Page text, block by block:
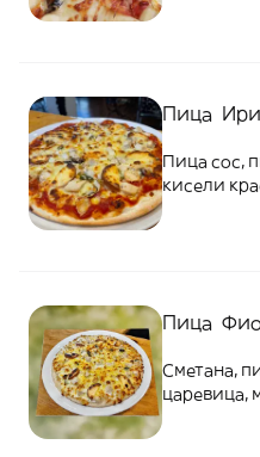
Пица
Пица сос,
кисели
Пица
Сметана,
царевица,